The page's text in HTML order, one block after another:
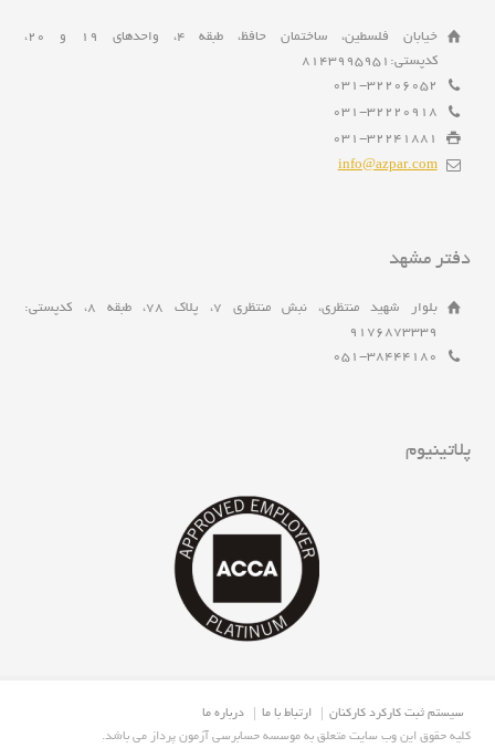
خیابان فلسطین، ساختمان حافظ، طبقه 4، واحدهای 19 و 20،
کدپستی:8143995951
031-32206052
031-32220918
031-32241881
info@azpar.com
دفتر مشهد
بلوار شهید منتظری، نبش منتظری 7، پلاک 78، طبقه 8، کدپستی:
9176873339
051-38444180
پلاتینیوم
درباره ما ارتباط با ما
سیستم ثبت کارکرد کارکنان
.کلیه حقوق این وب سایت متعلق به موسسه حسابرسی آزمون پرداز می باشد